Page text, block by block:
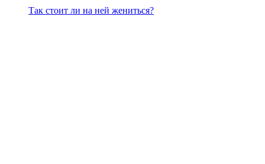
Так стоит ли на ней жениться?